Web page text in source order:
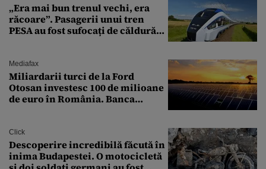
„Era mai bun trenul vechi, era
răcoare”. Pasagerii unui tren
PESA au fost sufocați de căldură
Mediafax
Miliardarii turci de la Ford
Otosan investesc 100 de milioane
de euro în România. Banca
Click
Descoperire incredibilă făcută în
inima Budapestei. O motocicletă